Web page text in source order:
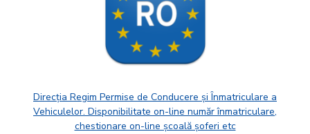
Direcția Regim Permise de Conducere și Înmatriculare a
Vehiculelor. Disponibilitate on-line număr înmatriculare,
chestionare on-line școală șoferi etc